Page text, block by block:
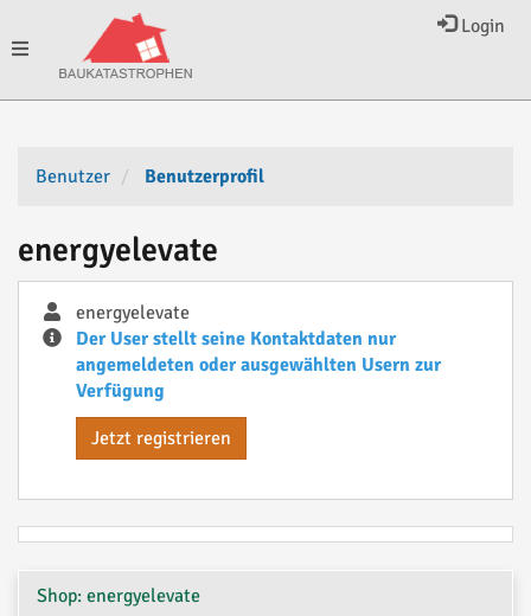
Login
Toggle
Benutzer
Benutzerprofil
energyelevate
energyelevate
Der User stellt seine Kontaktdaten nur
angemeldeten oder ausgewählten Usern zur
Verfügung
Jetzt registrieren
Shop: energyelevate